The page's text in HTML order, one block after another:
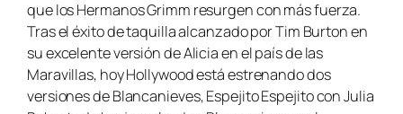
que los Hermanos Grimm resurgen con más fuerza.
Tras el éxito de taquilla alcanzado por Tim Burton en
su excelente versión deAlicia en el país de las
Maravillas, hoy Hollywood está estrenando dos
versiones deBlancanieves,Espejito Espejitocon Julia